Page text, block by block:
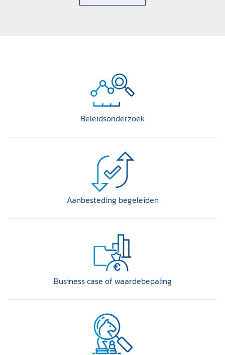
Beleidsonderzoek
Aanbesteding begeleiden
Business case of waardebepaling